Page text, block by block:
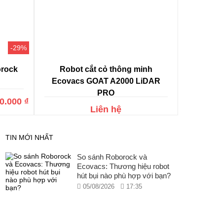
-29%
₫
Robot cắt cỏ thông minh
Ecovacs GOAT A2000 LiDAR
PRO
Liên hệ
TIN MỚI NHẤT
So sánh Roborock và
Ecovacs: Thương hiệu robot
hút bụi nào phù hợp với bạn?
05/08/2026 17:35